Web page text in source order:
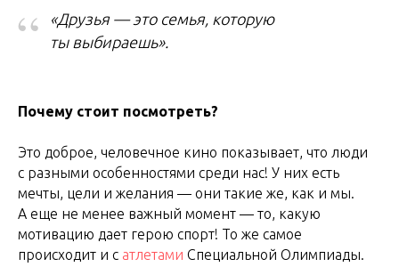
“ «Друзья — это семья, которую
ты выбираешь».
Почему стоит посмотреть?
Это доброе, человечное кино показывает, что люди
с разными особенностями среди нас! У них есть
мечты, цели и желания — они такие же, как и мы.
А еще не менее важный момент — то, какую
мотивацию дает герою спорт! То же самое
происходит и с атлетами Специальной Олимпиады.